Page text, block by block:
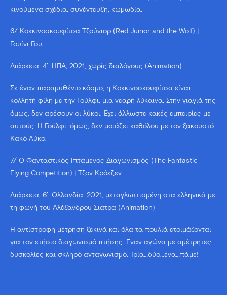
κινούμενα σχέδια, συνέντευξη, κωμωδία.
6/ Κοκκινοσκουφίτσα Τζούνιορ (Red Junior and the Wolf) |
Γουίνι Γου
Διάρκεια: 4’, ΗΠΑ, 2021, χωρίς διαλόγους (Animation)
Σε έναν παραμυθένιο κόσμο, η Κοκκινοσκουφίτσα είναι
κολλητή φίλη με την Γούλφι, μια νεαρή λύκαινα. Στην γιαγιά της
όμως, δεν αρέσουν οι λύκοι. Έχει άλλωστε κακές εμπειρίες με
αυτούς. Η Γούλφι, όμως, δεν μοιάζει καθόλου με τον ξακουστό
Κακό Λύκο.
7/ Ο Φανταστικός Ιπτάμενος Διαγωνισμός (The Fantastic
Flying Competition) | Τζον Κρόεζεν
Διάρκεια: 6’, Ολλανδία, 2021, μεταγλωττισμένη στα ελληνικά με
τη φωνή του Αλέξανδρου Σιάτρα (Animation)
Η αντίστροφη μέτρηση ξεκινά και όλα τα πουλιά ετοιμάζονται
για τον ετήσιο διαγωνισμό πτήσης. Έναν αγώνα με αμέτρητες
δυσκολίες και σκληρό ανταγωνισμό. Τρία…δύο…ένα…πάμε!